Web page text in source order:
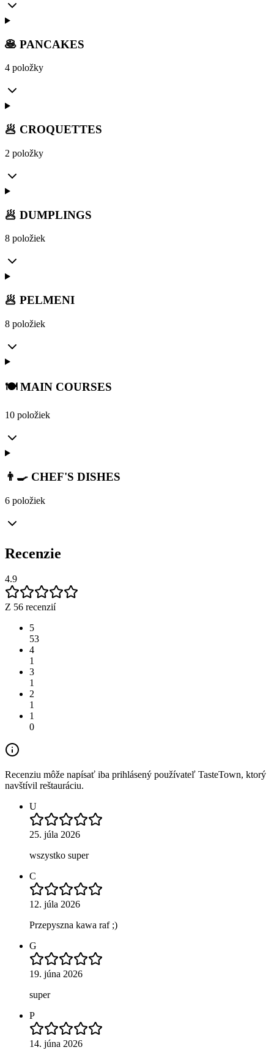
🥞 PANCAKES
4 položky
🥟 CROQUETTES
2 položky
🥟 DUMPLINGS
8 položiek
🥟 PELMENI
8 položiek
🍽️ MAIN COURSES
10 položiek
👨‍🍳 CHEF'S DISHES
6 položiek
Recenzie
4.9
Z 56 recenzií
5
53
4
1
3
1
2
1
1
0
Recenziu môže napísať iba prihlásený používateľ TasteTown, ktorý
navštívil reštauráciu.
U
25. júla 2026
wszystko super
C
12. júla 2026
Przepyszna kawa raf ;)
G
19. júna 2026
super
P
14. júna 2026